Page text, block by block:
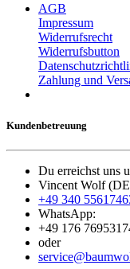
AGB
Impressum
Widerrufsrecht
Widerrufsbutton
Zahlung und
Kundenbetreuung
Du erreichst uns
Vincent Wolf
+49 340
WhatsApp:
+49 176
oder